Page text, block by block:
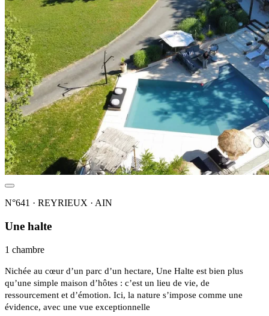
N°641 · REYRIEUX · AIN
Une halte
1 chambre
Nichée au cœur d’un parc d’un hectare, Une Halte est bien plus
qu’une simple maison d’hôtes : c’est un lieu de vie, de
ressourcement et d’émotion. Ici, la nature s’impose comme une
évidence, avec une vue exceptionnelle